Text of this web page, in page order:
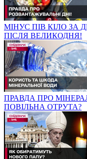
МІНУС ПІВ КІЛО ЗА
ПІСЛЯ ВЕЛИКОДНЯ!
ПРАВДА ПРО
ПОВІЛЬНА ОТРУТА?